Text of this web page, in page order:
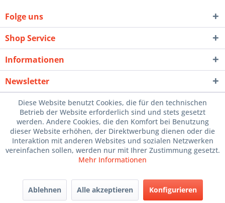
Folge uns
Shop Service
Informationen
Newsletter
Diese Website benutzt Cookies, die für den technischen
Betrieb der Website erforderlich sind und stets gesetzt
werden. Andere Cookies, die den Komfort bei Benutzung
dieser Website erhöhen, der Direktwerbung dienen oder die
Interaktion mit anderen Websites und sozialen Netzwerken
vereinfachen sollen, werden nur mit Ihrer Zustimmung gesetzt.
Mehr Informationen
Ablehnen Alle akzeptieren Konfigurieren